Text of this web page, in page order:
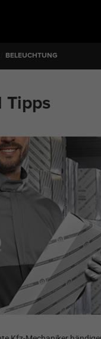
BELEUCHTUNG
Tipps